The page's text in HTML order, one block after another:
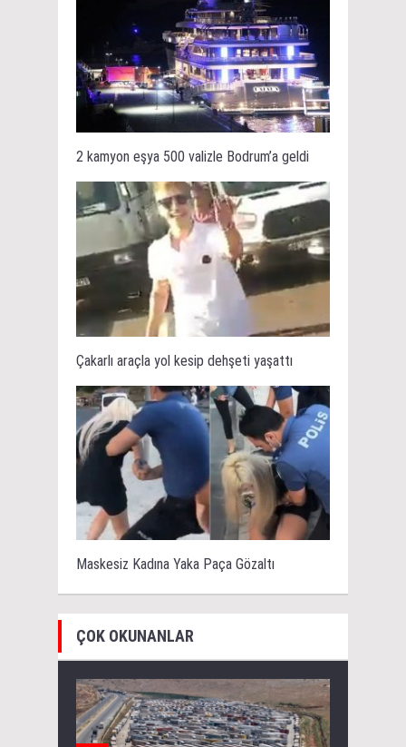
2 kamyon eşya 500 valizle Bodrum’a geldi
Çakarlı araçla yol kesip dehşeti yaşattı
Maskesiz Kadına Yaka Paça Gözaltı
ÇOK OKUNANLAR